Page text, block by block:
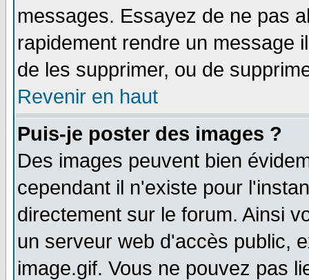
messages. Essayez de ne pas
rapidement rendre un message
de les supprimer, ou de
Revenir en haut
Puis-je poster des images ?
Des images peuvent bien
cependant il n'existe pour
directement sur le forum. Ainsi
un serveur web d'accès public,
image.gif. Vous ne pouvez pas